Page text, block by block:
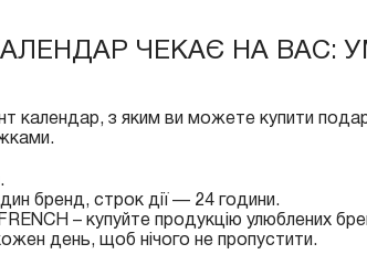
ЧЕКАЄ НА ВАС:
календар, з яким ви можете купити
бренд, строк дії — 24 години.
– купуйте продукцію улюблених
день, щоб нічого не пропустити.